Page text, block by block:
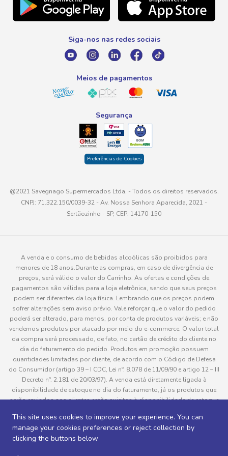
This site uses cookies to improve your experience. You can
manage your cookies preferences or reject collection by
clicking the buttons below
Promoção Fim de Ano
Telefone
0800 016 6680
atendimento@savegnago.com.br
Siga-nos nas redes sociais
Meios de pagamentos
Segurança
Preferências de Cookies
@2021 Savegnago Supermercados Ltda. - Todos os direitos reservados.
CNPJ: 71.322.150/0039-32 - Av. Nossa Senhora Aparecida, 2021 -
Sertãozinho - SP, CEP: 14170-150
A venda e o consumo de bebidas alcoólicas são proibidos para
menores de 18 anos.Durante as compras, em caso de divergência de
preços, será válido o valor do Carrinho. As ofertas e condições de
pagamentos são válidas para a loja eletrônica, sendo que seus preços
podem ser diferentes da loja física. Lembrando que os preços podem
sofrer alterações sem aviso prévio. Vale reforçar que o valor do pedido
poderá ser alterado, para menos, por conta de produtos variáveis; e não
vendemos produtos por atacado por meio do e-commerce. O valor total
da compra será processado, de fato, no cartão de crédito do cliente no
dia do faturamento do pedido. Produtos em promoção possuem
quantidades limitadas por cliente, de acordo com o Código de Defesa
do Consumidor (artigo 39 – I CDC, Lei nº. 8.078 de 11/09/90 e artigo 12 – III
Decreto nº. 2.181 de 20/03/97). A venda está diretamente ligada à
disponibilidade de estoque no dia do faturamento, já os produtos que
serão enviados aos clientes estão sujeitos à disponibilidade de estoque
pedido do cliente, este não será entregue e o valor do item não será
cobrado. As fotos dos produtos no site são ilustrativas, podendo haver
divergência com o produto real e todos os pedidos estão sujeitos à